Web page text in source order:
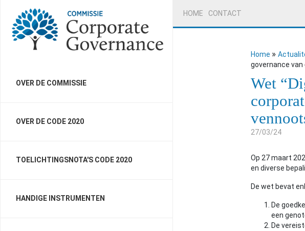
OVER DE COMMISSIE
OVER DE CODE 2020
TOELICHTINGSNOTA'S CODE 2020
HANDIGE INSTRUMENTEN
HOME CONTACT
Home »
governance
Wet
27/03/24
Op 27 maart
en diverse
De wet bevat
De
een
De